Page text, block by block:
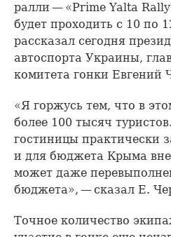
ралли — «Prime Yalta
будет проходить с 10 по
рассказал сегодня
автоспорта Украины,
комитета гонки Евгений
«Я горжусь тем, что в
более 100 тысяч
гостиницы практически
и для бюджета Крыма вне
может даже
бюджета», — сказал Е.
Точное количество